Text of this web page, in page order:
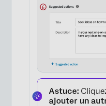
Astuce:
ajouter un